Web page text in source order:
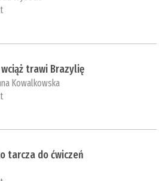
trawi Brazylię
Kowalkowska
tarcza do ćwiczeń